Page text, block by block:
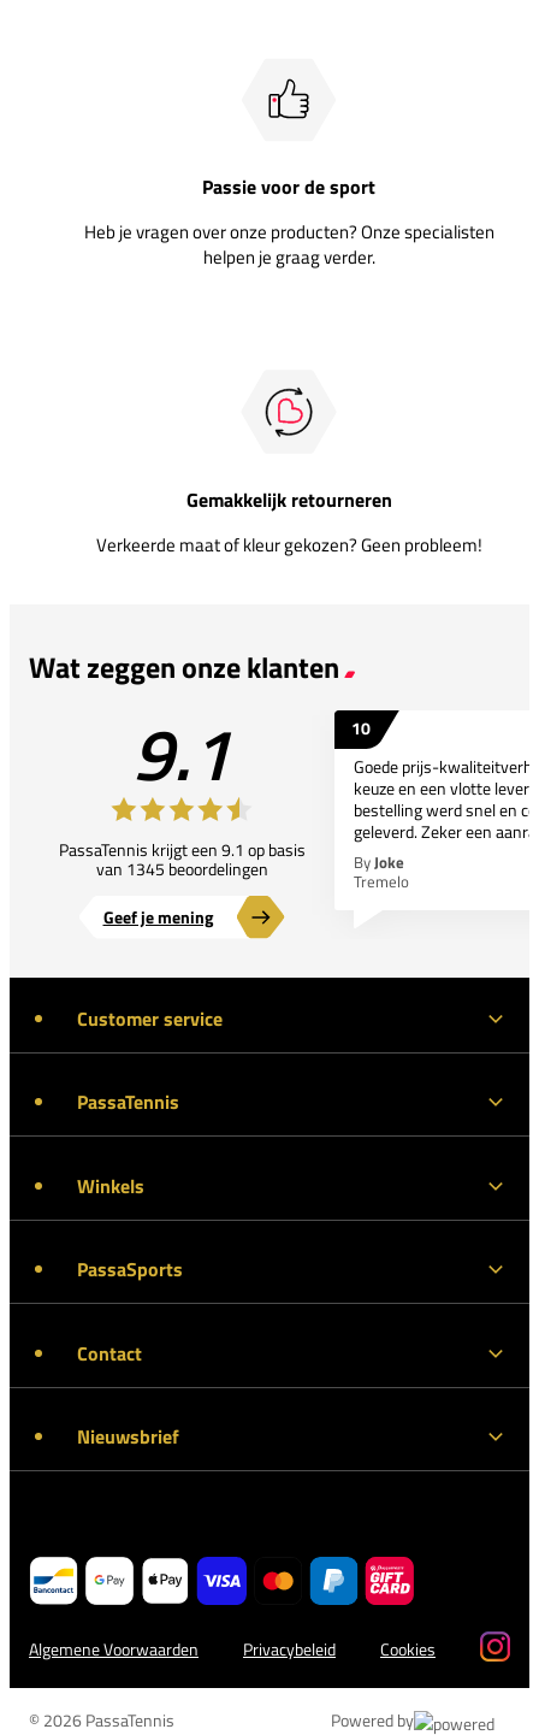
Passie voor de sport
Heb je vragen over onze producten? Onze specialisten
helpen je graag verder.
Gemakkelijk retourneren
Verkeerde maat of kleur gekozen? Geen probleem!
Wat zeggen onze klanten
9.1
PassaTennis krijgt een 9.1 op basis
van 1345 beoordelingen
Geef je mening
10
Goede prijs-
keuze en een vlotte
bestelling werd snel en
geleverd. Zeker een
ByJoke
Tremelo
Customer service
PassaTennis
Winkels
PassaSports
Contact
Nieuwsbrief
Algemene Voorwaarden Privacybeleid Cookies
© 2026 PassaTennis Powered by